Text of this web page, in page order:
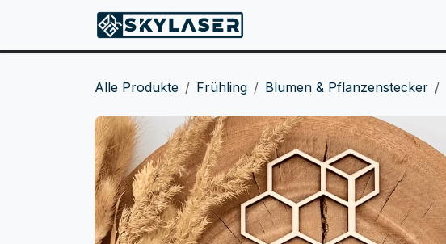
Alle Produkte Frühling Blumen & Pflanzenstecker